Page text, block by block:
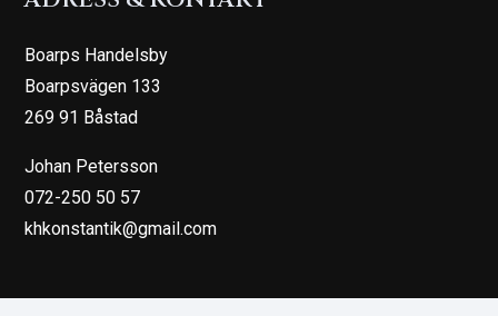
Boarps Handelsby
Boarpsvägen 133
269 91 Båstad
Johan Petersson
072-250 50 57
khkonstantik@gmail.com